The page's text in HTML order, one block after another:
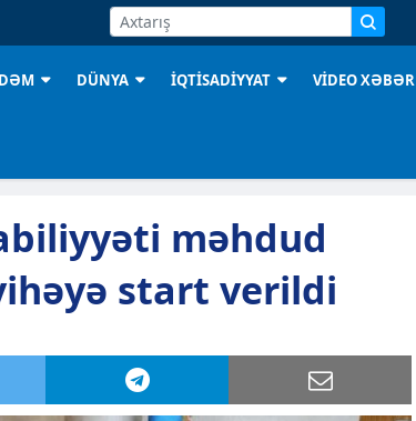
DÜNYA İQTİSADİYYAT VİDEO XƏBƏR
məhdud
start verildi